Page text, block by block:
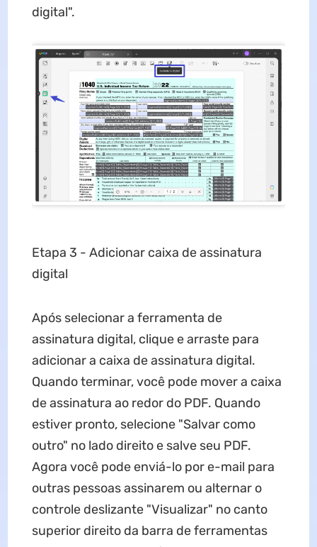
digital".
Etapa 3 - Adicionar caixa de assinatura
digital
Após selecionar a ferramenta de
assinatura digital, clique e arraste para
adicionar a caixa de assinatura digital.
Quando terminar, você pode mover a caixa
de assinatura ao redor do PDF. Quando
estiver pronto, selecione "Salvar como
outro" no lado direito e salve seu PDF.
Agora você pode enviá-lo por e-mail para
outras pessoas assinarem ou alternar o
controle deslizante "Visualizar" no canto
superior direito da barra de ferramentas